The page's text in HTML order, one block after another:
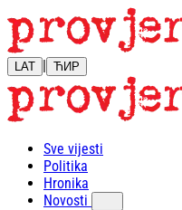
LAT | ЋИР
Sve vijesti
Politika
Hronika
Novosti